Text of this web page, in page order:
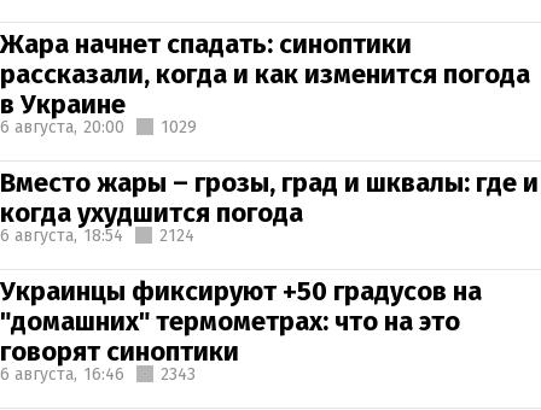
Жара начнет спадать: синоптики
рассказали, когда и как изменится погода
в Украине
6 августа, 20:00 1029
Вместо жары – грозы, град и шквалы: где и
когда ухудшится погода
6 августа, 18:54 2124
Украинцы фиксируют +50 градусов на
"домашних" термометрах: что на это
говорят синоптики
6 августа, 16:46 2343